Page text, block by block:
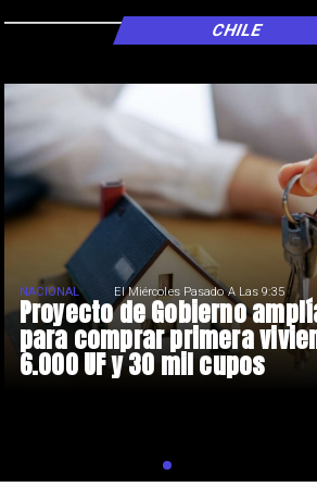
Proyecto de Gobierno
para comprar primera
6.000 UF y 30 mil cupos
NACIONAL El Miércoles Pasado A Las 9:35
CHILE